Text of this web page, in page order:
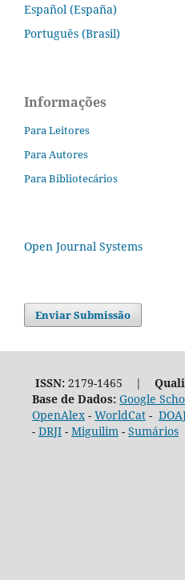
Español (España)
Português (Brasil)
Informações
Para Leitores
Para Autores
Para Bibliotecários
Open Journal Systems
Enviar Submissão
ISSN:2179-1465 |
Base de Dados: Google
OpenAlex- WorldCat-
- DRJI- Miguilim - Sumários